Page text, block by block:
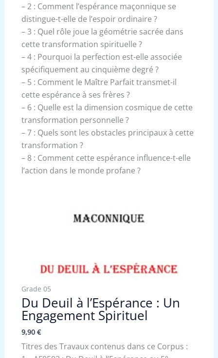
– 2 : Comment l’espérance maçonnique se
distingue-t-elle de l’espoir ordinaire ?
– 3 : Quel rôle joue la géométrie sacrée dans
cette transformation spirituelle ?
– 4 : Pourquoi la perfection est-elle associée
spécifiquement au cinquième degré ?
– 5 : Comment le Maître Parfait transmet-il
cette espérance à ses frères ?
– 6 : Quelle est la dimension cosmique de cette
transformation personnelle ?
– 7 : Quels sont les obstacles principaux à cette
transformation ?
– 8 : Comment cette espérance influence-t-elle
l’action dans le monde profane ?
Grade 05
Du Deuil à l’Espérance : Un
Engagement Spirituel
9,90 €
Titres des Travaux contenus dans ce Corpus :